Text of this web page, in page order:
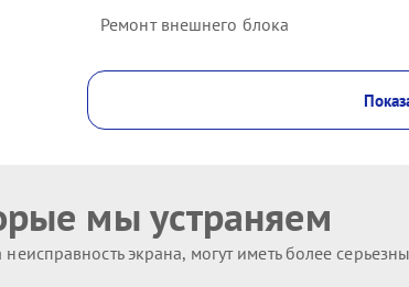
Ремонт внешнего блока
мы устраняем
экрана, могут иметь более